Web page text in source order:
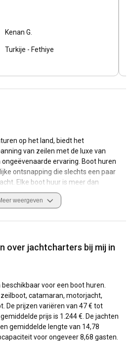
Kenan G.
Turkije - Fethiye
op het land, biedt het
van zeilen met de luxe van
ervaring. Boot huren
ontsnapping die slechts een paar
Elke boot huur is meer dan
het is een reis naar een wereld van
boot huren heeft reizigers
azuurblauwe zeeën en een rijke
paradijzen zoals de Britse
Maarten ongerepte stranden en
Verder weg bieden de exotische
Tahiti en Fiji ansichtkaart-perfecte
weergeven
over jachtcharters bij mij in
voor een boot huren.
catamaran, motorjacht,
De prijzen variëren van 47 € tot
prijs is 1.244 €. De jachten
gemiddelde lengte van 14,78
voor ongeveer 8,68 gasten.